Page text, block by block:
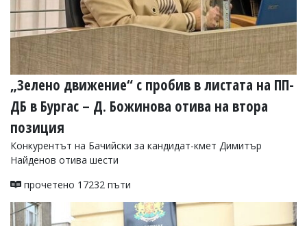
„Зелено движение“ с пробив в листата на ПП-
ДБ в Бургас – Д. Божинова отива на втора
позиция
Конкурентът на Бачийски за кандидат-кмет Димитър
Найденов отива шести
прочетено 17232 пъти